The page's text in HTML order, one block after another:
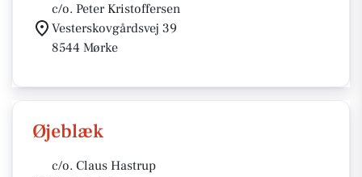
c/o. Peter Kristoffersen
Vesterskovgårdsvej 39
8544 Mørke
Øjeblæk
c/o. Claus Hastrup